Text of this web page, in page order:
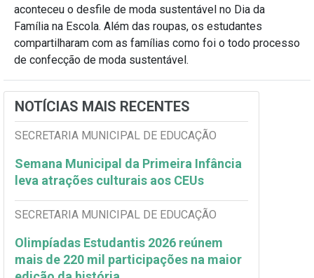
aconteceu o desfile de moda sustentável no Dia da
Família na Escola. Além das roupas, os estudantes
compartilharam com as famílias como foi o todo processo
de confecção de moda sustentável.
NOTÍCIAS MAIS RECENTES
SECRETARIA MUNICIPAL DE EDUCAÇÃO
Semana Municipal da Primeira Infância
leva atrações culturais aos CEUs
SECRETARIA MUNICIPAL DE EDUCAÇÃO
Olimpíadas Estudantis 2026 reúnem
mais de 220 mil participações na maior